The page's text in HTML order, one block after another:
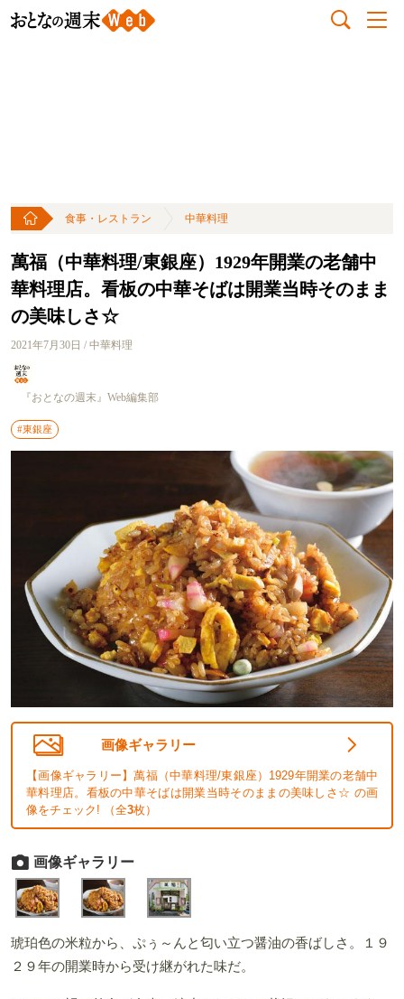
食事・レストラン 中華料理
萬福（中華料理/東銀座）1929年開業の老舗中
華料理店。看板の中華そばは開業当時そのまま
の美味しさ☆
2021年7月30日 / 中華料理
『おとなの週末』Web編集部
#東銀座
画像ギャラリー
【画像ギャラリー】萬福（中華料理/東銀座）1929年開業の老舗中
華料理店。看板の中華そばは開業当時そのままの美味しさ☆ の画
像をチェック! （全3枚）
画像ギャラリー
琥珀色の米粒から、ぷぅ～んと匂い立つ醤油の香ばしさ。１９
２９年の開業時から受け継がれた味だ。